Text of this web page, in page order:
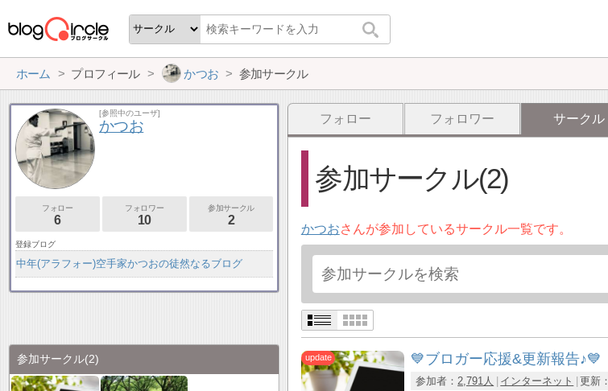
ホーム プロフィール かつお 参加サークル
フォロー フォロワー サークル
参加サークル(2)
かつおさんが参加しているサークル一覧です。
💙ブロガー応援&更新報告♪💙
参加者：2,791人 インターネット 更新：
[参照中のユーザ]
かつお
フォロー
6
フォロワー
10
参加サークル
2
登録ブログ
中年(アラフォー)空手家かつおの徒然なるブログ
参加サークル(2)